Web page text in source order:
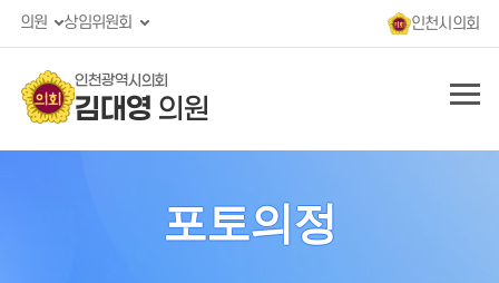
의원 상임위원회 인천시의회
인천광역시의회
김대영 의원
포토의정